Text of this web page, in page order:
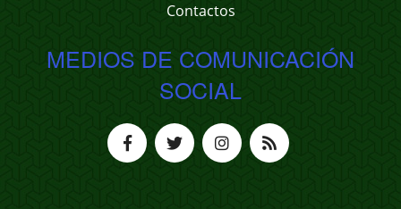
Contactos
MEDIOS DE COMUNICACIÓN
SOCIAL